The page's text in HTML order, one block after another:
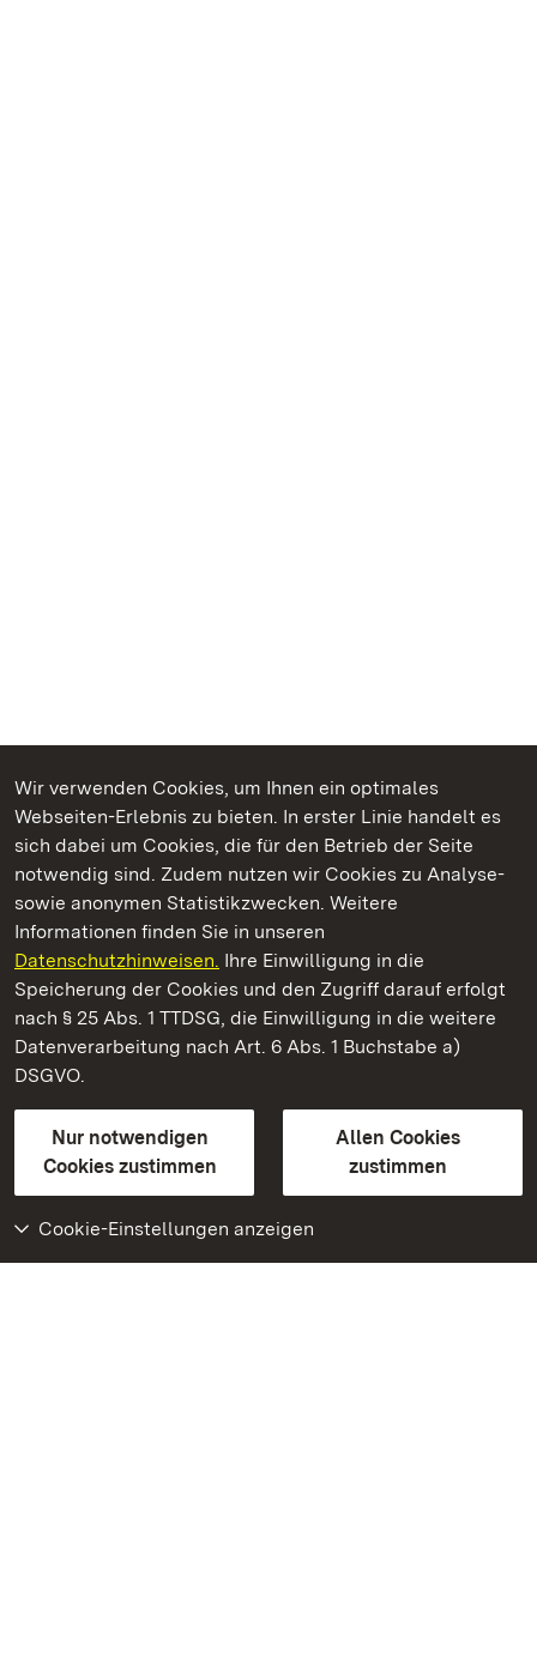
Wir verwenden Cookies, um Ihnen ein optimales
Webseiten-Erlebnis zu bieten. In erster Linie handelt es
sich dabei um Cookies, die für den Betrieb der Seite
notwendig sind. Zudem nutzen wir Cookies zu Analyse-
sowie anonymen Statistikzwecken. Weitere
Informationen finden Sie in unseren
Datenschutzhinweisen. Ihre Einwilligung in die
Speicherung der Cookies und den Zugriff darauf erfolgt
nach § 25 Abs. 1 TTDSG, die Einwilligung in die weitere
Datenverarbeitung nach Art. 6 Abs. 1 Buchstabe a)
DSGVO.
Nur notwendigen
Cookies zustimmen
Allen Cookies
zustimmen
Cookie-Einstellungen anzeigen
Kommen. Staunen. Genießen.
Staatliche Schlösser und Gärten Baden‑Württemberg
Staatliche Schlösser und Gärten Baden-Württemberg
Kontakt
GebärdenspracheLeichte Sprache
Erklärung zur Barrierefreiheit
BITV-konform (geprüfte Seiten)
Weiteres